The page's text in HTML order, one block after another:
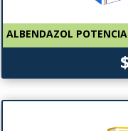
ALBENDAZOL